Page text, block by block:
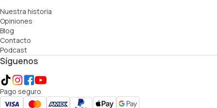
Nuestra historia
Opiniones
Blog
Contacto
Podcast
Síguenos
Pago seguro